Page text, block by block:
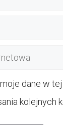
dane w
kolejnych